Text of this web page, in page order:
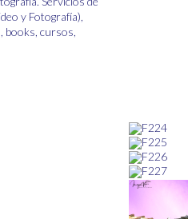
y Fotografía),
books, cursos,